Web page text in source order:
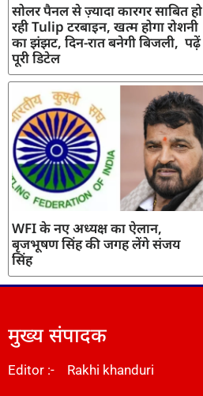
सोलर पैनल से ज़्यादा कारगर साबित हो
रही Tulip टरबाइन, खत्म होगा रोशनी
का झंझट, दिन-रात बनेगी बिजली, पढ़ें
पूरी डिटेल
WFI के नए अध्यक्ष का ऐलान,
बृजभूषण सिंह की जगह लेंगे संजय
सिंह
मुख्य संपादक
Editor :- Rakhi khanduri